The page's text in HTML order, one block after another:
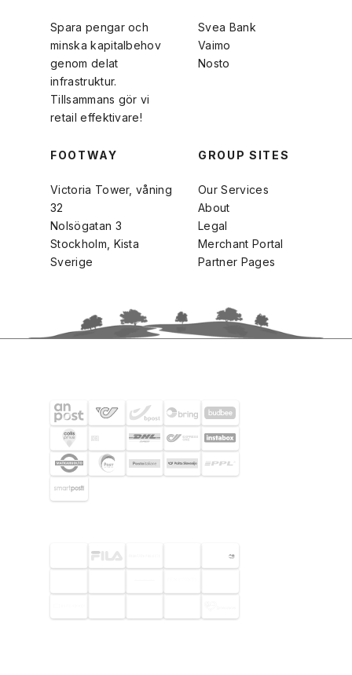
Spara pengar och
minska kapitalbehov
genom delat
infrastruktur.
Tillsammans gör vi
retail effektivare!
Svea Bank
Vaimo
Nosto
FOOTWAY
Victoria Tower, våning
32
Nolsögatan 3
Stockholm, Kista
Sverige
GROUP SITES
Our Services
About
Legal
Merchant Portal
Partner Pages